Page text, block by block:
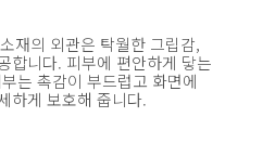
재의 외관은 탁월한 그립감,
합니다. 피부에 편안하게 닿는
는 촉감이 부드럽고 화면에
하게 보호해 줍니다.